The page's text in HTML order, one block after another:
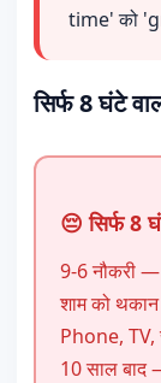
time' को
सिर्फ 8 घंटे
😔 सिर्फ 8
9-6 नौकरी —
शाम को
Phone, TV,
10 साल बाद